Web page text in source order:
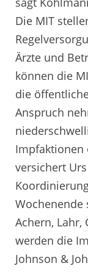
Die MIT
Ärzte und
können die
die
Anspruch
Impfaktionen
versichert
Achern,
werden die
Johnson &